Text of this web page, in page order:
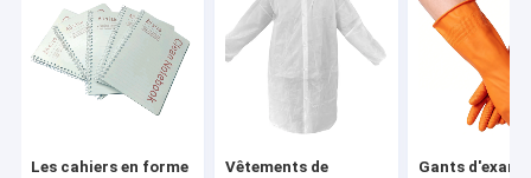
Les cahiers en forme
Vêtements de
Gants